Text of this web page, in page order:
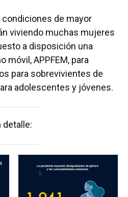
condiciones de mayor
viviendo muchas mujeres
a disposición una
móvil, APPFEM, para
para sobrevivientes de
adolescentes y jóvenes.
detalle: